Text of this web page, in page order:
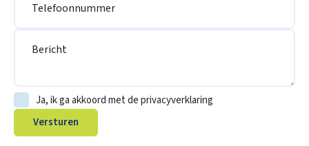
Telefoonnummer
Bericht
Ja, ik ga akkoord met de privacyverklaring
Versturen